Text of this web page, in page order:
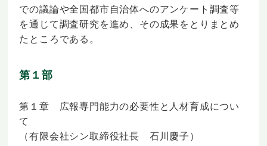
での議論や全国都市自治体へのアンケート調査等
を通じて調査研究を進め、その成果をとりまとめ
たところである。
第１部
第１章 広報専門能力の必要性と人材育成につい
て
（有限会社シン取締役社長 石川慶子）